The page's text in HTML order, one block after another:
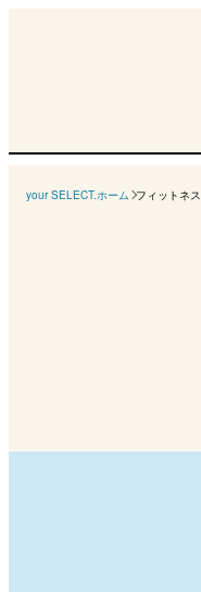
your SELECT.ホーム フィットネス